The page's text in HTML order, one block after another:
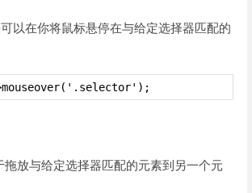
以在你将鼠标悬停在与给定选择器匹配的
拖放与给定选择器匹配的元素到另一个元